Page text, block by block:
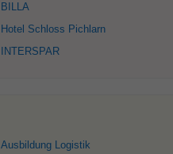
BILLA
Hotel Schloss Pichlarn
INTERSPAR
Ausbildung Logistik